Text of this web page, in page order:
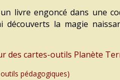
livre engoncé dans une
découverts la magie
des cartes-outils Planète
pédagogiques)